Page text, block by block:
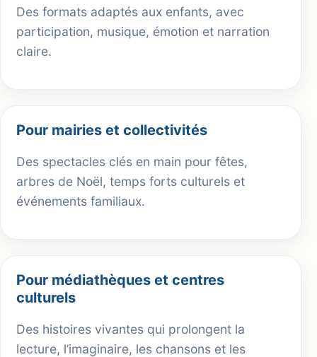
Des formats adaptés aux enfants, avec
participation, musique, émotion et narration
claire.
Pour mairies et collectivités
Des spectacles clés en main pour fêtes,
arbres de Noël, temps forts culturels et
événements familiaux.
Pour médiathèques et centres
culturels
Des histoires vivantes qui prolongent la
lecture, l’imaginaire, les chansons et les